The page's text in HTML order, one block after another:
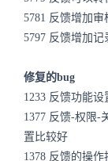
5781 反馈增加审
5797 反馈增加记
修复的bug
1233 反馈功能
1377 反馈-权限-
置比较好
1378 反馈的操